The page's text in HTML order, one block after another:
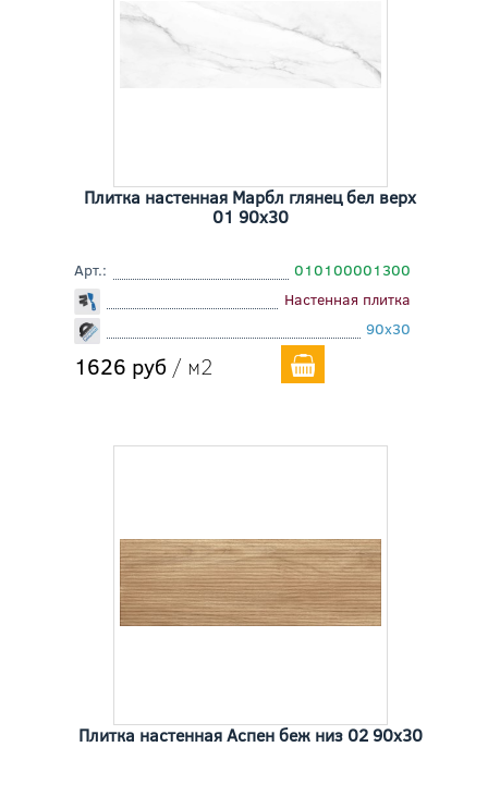
Плитка настенная Марбл глянец бел верх
01 90x30
Арт.:
010100001300
Настенная плитка
90x30
1626 руб / м2
Плитка настенная Аспен беж низ 02 90x30